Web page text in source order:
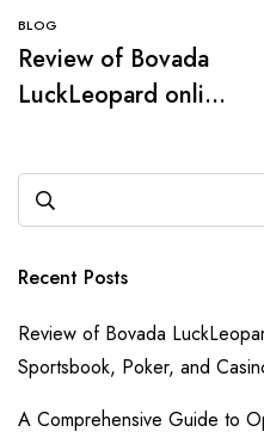
BLOG
Review of Bovada
LuckLeopard online
Sportsbook, Poker,
and Casino
Recent Posts
Review of Bovada
Sportsbook, Poker, and
A Comprehensive Guide to